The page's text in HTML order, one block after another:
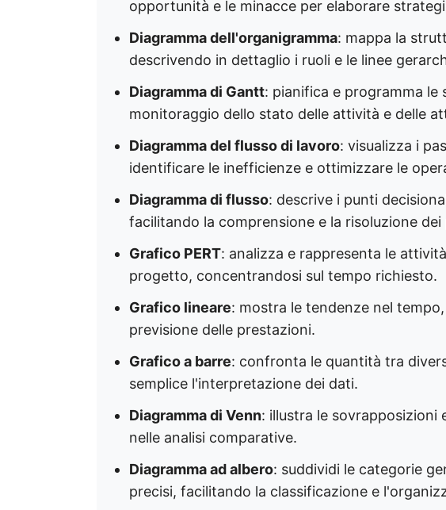
opportunità e le minacce per elaborare
Diagramma dell'organigramma: mappa la
descrivendo in dettaglio i ruoli e le linee
Diagramma di Gantt: pianifica e programma le
monitoraggio dello stato delle attività e delle
Diagramma del flusso di lavoro: visualizza i
identificare le inefficienze e ottimizzare le
Diagramma di flusso: descrive i punti
facilitando la comprensione e la risoluzione dei
Grafico PERT: analizza e rappresenta le
progetto, concentrandosi sul tempo richiesto. ​
Grafico lineare: mostra le tendenze nel
previsione delle prestazioni. ​
Grafico a barre: confronta le quantità tra
semplice l'interpretazione dei dati. ​
Diagramma di Venn: illustra le sovrapposizioni
nelle analisi comparative. ​
Diagramma ad albero: suddividi le categorie
precisi, facilitando la classificazione e